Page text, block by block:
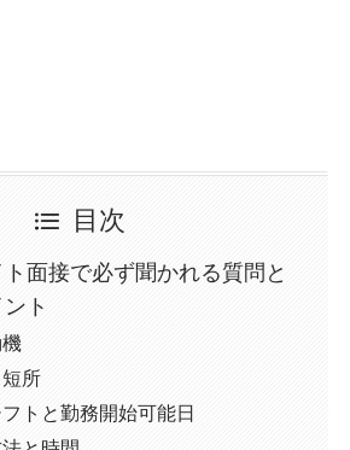
目次
面接で必ず聞かれる質問と
ト
所
トと勤務開始可能日